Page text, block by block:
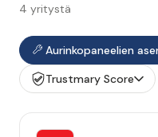
4 yritystä
Aurinkopaneelien
Trustmary Score